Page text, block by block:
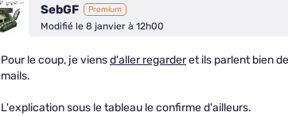
SebGF Premium
Modifié le 8 janvier à 12h00
Pour le coup, je viensd'aller regarderet ils parlent bien
mails.
L'explication sous le tableau le confirme d'ailleurs.